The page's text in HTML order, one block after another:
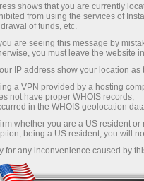
обзоры
торговые
shows that you are currently
from using the services of
of funds, etc.
are seeing this message by
you must leave the website
IP address show your location as
a VPN provided by a hosting
not have proper WHOIS records;
in the WHOIS geolocation
whether you are a US resident
being a US resident, you will
for any inconvenience caused by